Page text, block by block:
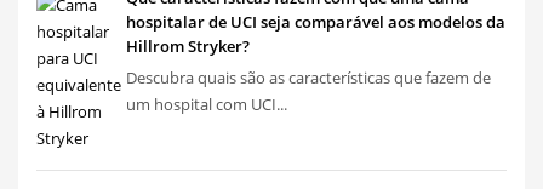
hospitalar de UCI seja comparável aos modelos da
Hillrom Stryker?
Descubra quais são as características que fazem de
um hospital com UCI...